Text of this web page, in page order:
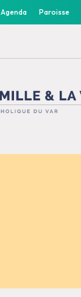
Agenda Paroisse